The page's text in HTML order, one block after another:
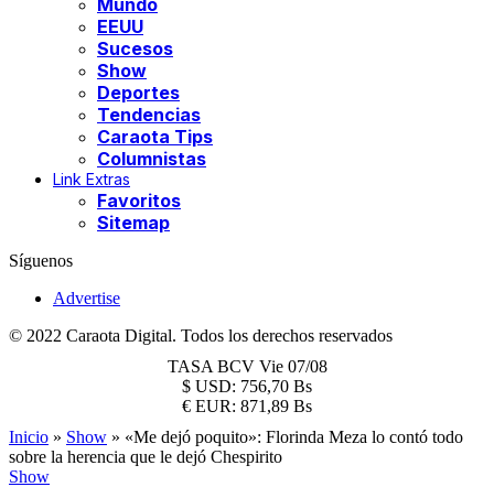
Mundo
EEUU
Sucesos
Show
Deportes
Tendencias
Caraota Tips
Columnistas
Link Extras
Favoritos
Sitemap
Síguenos
Advertise
© 2022 Caraota Digital. Todos los derechos reservados
TASA BCV Vie 07/08
$ USD: 756,70 Bs
€ EUR: 871,89 Bs
Inicio » Show » «Me dejó poquito»: Florinda Meza lo contó todo
sobre la herencia que le dejó Chespirito
Show